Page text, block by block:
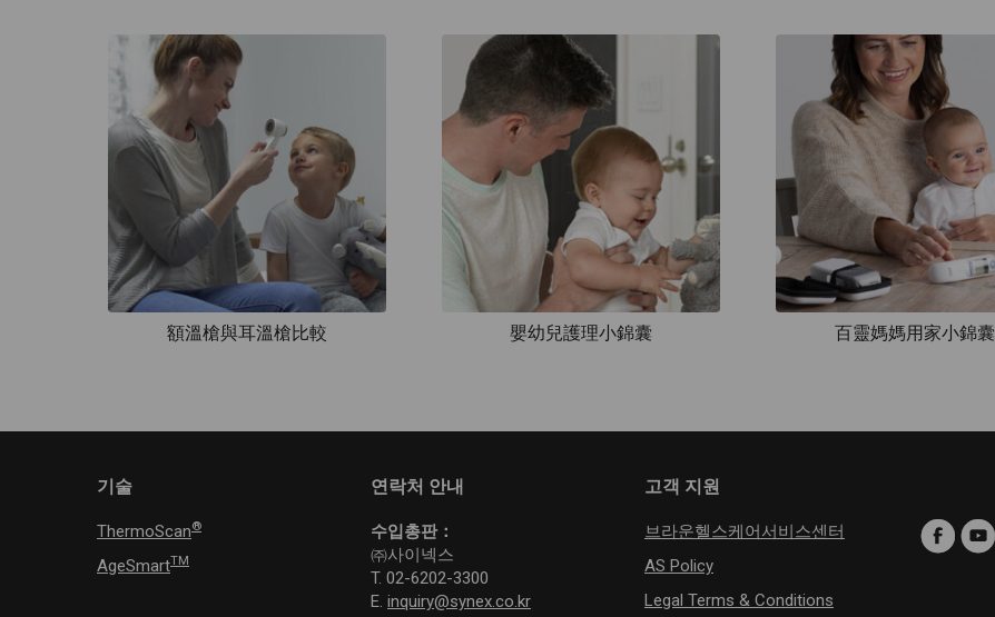
額溫槍與耳溫槍比較 嬰幼兒護理小錦囊 百靈媽媽用家小錦囊
기술
ThermoScan®
AgeSmartTM
연락처 안내
수입총판：
㈜사이넥스
T. 02-6202-3300
E. inquiry@synex.co.kr
고객 지원
브라운헬스케어서비스센터
AS Policy
Legal Terms & Conditions